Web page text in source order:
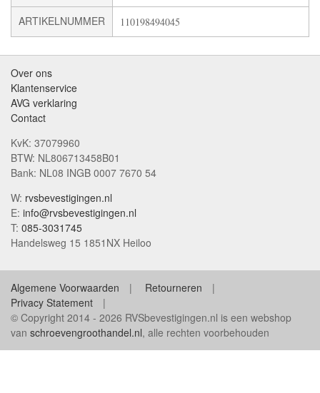
ARTIKELNUMMER 110198494045
Over ons
Klantenservice
AVG verklaring
Contact
KvK: 37079960
BTW: NL806713458B01
Bank: NL08 INGB 0007 7670 54
W: rvsbevestigingen.nl
E: info@rvsbevestigingen.nl
T: 085-3031745
Handelsweg 15 1851NX Heiloo
Algemene Voorwaarden
Retourneren
Privacy Statement
© Copyright 2014 - 2026 RVSbevestigingen.nl is een webshop
van schroevengroothandel.nl, alle rechten voorbehouden